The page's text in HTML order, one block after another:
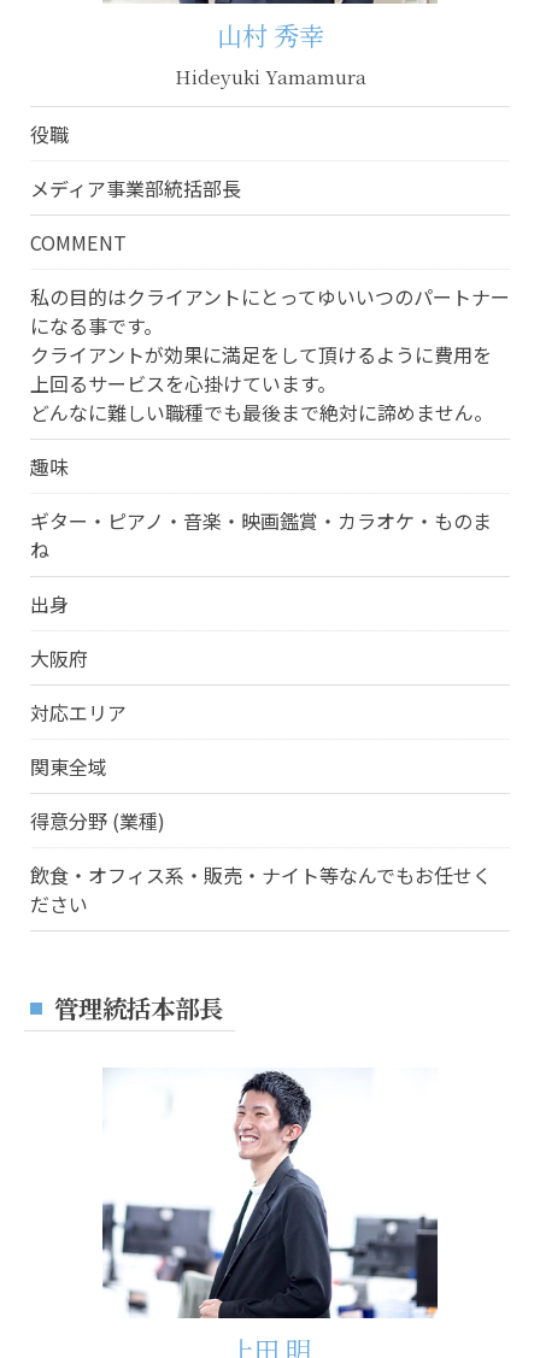
山村 秀幸
Hideyuki Yamamura
役職
メディア事業部統括部長
COMMENT
私の目的はクライアントにとってゆいいつのパートナー
になる事です。
クライアントが効果に満足をして頂けるように費用を
上回るサービスを心掛けています。
どんなに難しい職種でも最後まで絶対に諦めません。
趣味
ギター・ピアノ・音楽・映画鑑賞・カラオケ・ものま
ね
出身
大阪府
対応エリア
関東全域
得意分野 (業種)
飲食・オフィス系・販売・ナイト等なんでもお任せく
ださい
管理統括本部長
上田 明